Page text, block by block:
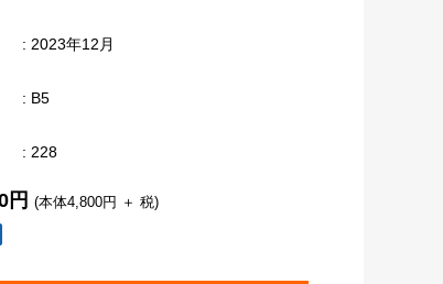
: 2023年12月
: B5
: 228
円 (本体4,800円 ＋ 税)